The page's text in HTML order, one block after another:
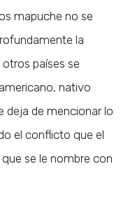
mapuche no se
la
países se
nativo
deja de mencionar lo
el conflicto que el
se le nombre con